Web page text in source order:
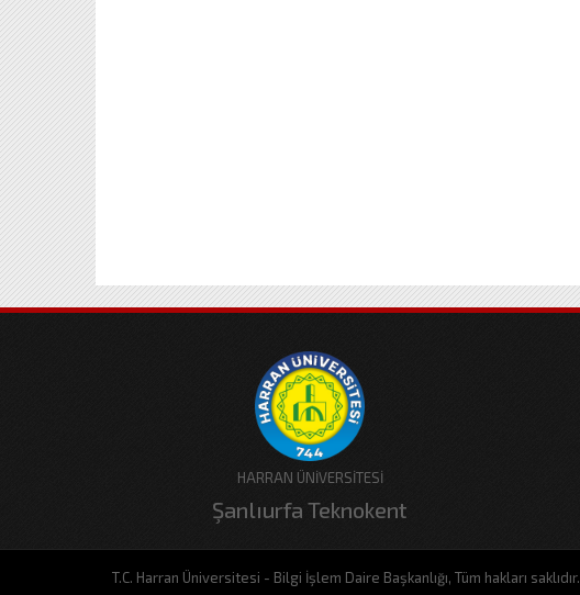
HARRAN ÜNİVERSİTESİ
Şanlıurfa Teknokent
T.C. Harran Üniversitesi - Bilgi İşlem Daire Başkanlığı, Tüm hakları saklıdır.